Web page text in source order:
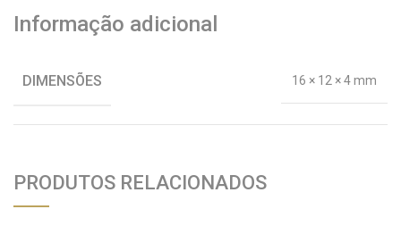
Informação adicional
DIMENSÕES 16 × 12 × 4 mm
PRODUTOS RELACIONADOS